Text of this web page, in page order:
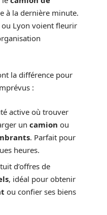
à la dernière minute.
ou Lyon voient fleurir
la différence pour
:
active où trouver
un camion ou
. Parfait pour
heures.
d’offres de
, idéal pour obtenir
ou confier ses biens